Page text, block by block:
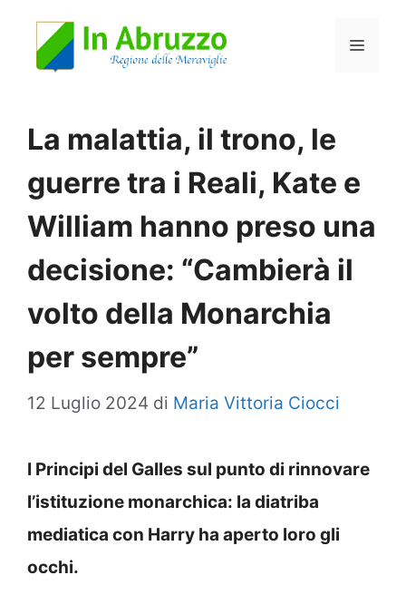
Menu
La malattia, il trono, le
guerre tra i Reali, Kate e
William hanno preso una
decisione: “Cambierà il
volto della Monarchia
per sempre”
12 Luglio 2024 di Maria Vittoria Ciocci
I Principi del Galles sul punto di rinnovare
l’istituzione monarchica: la diatriba
mediatica con Harry ha aperto loro gli
occhi.